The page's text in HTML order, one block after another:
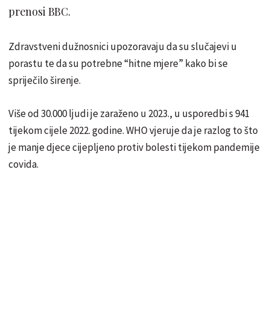
prenosi BBC.
Zdravstveni dužnosnici upozoravaju da su slučajevi u
porastu te da su potrebne “hitne mjere” kako bi se
spriječilo širenje.
Više od 30.000 ljudi je zaraženo u 2023., u usporedbi s 941
tijekom cijele 2022. godine. WHO vjeruje da je razlog to što
je manje djece cijepljeno protiv bolesti tijekom pandemije
covida.